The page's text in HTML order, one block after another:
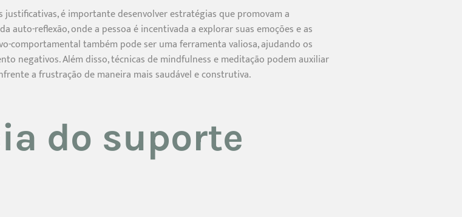
é importante desenvolver estratégias que promovam a
auto-reflexão, onde a pessoa é incentivada a explorar suas emoções e as
comportamental também pode ser uma ferramenta valiosa, ajudando os
negativos. Além disso, técnicas de mindfulness e meditação podem auxiliar
a frustração de maneira mais saudável e construtiva.
do suporte